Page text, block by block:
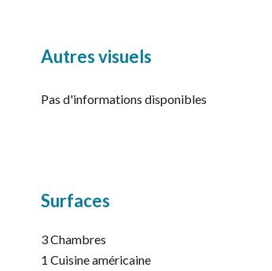
Autres visuels
Pas d'informations disponibles
Surfaces
3 Chambres
1 Cuisine américaine